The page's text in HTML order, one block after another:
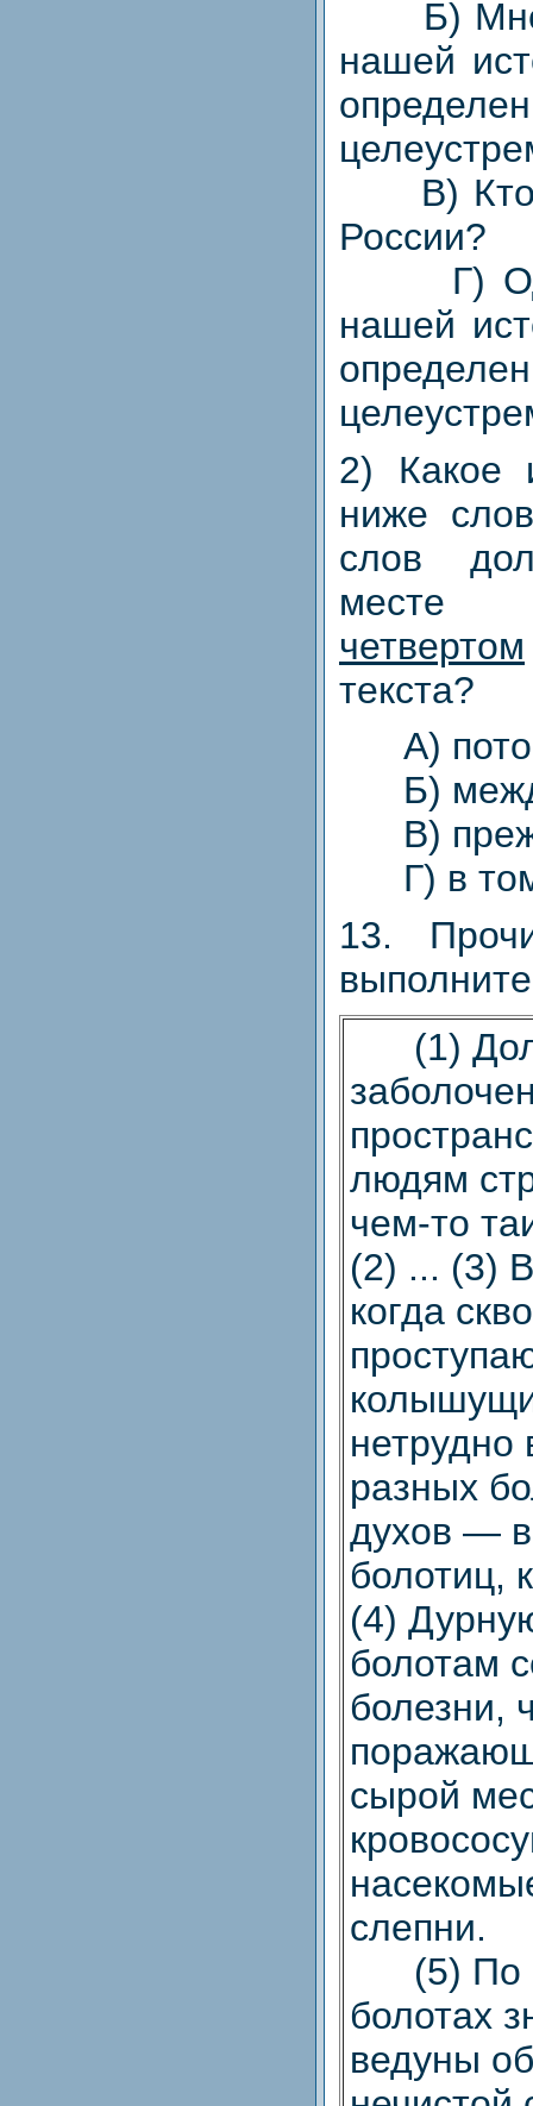
Б)
нашей
В) Кто
России?
Г)
нашей
2) Какое
ниже
слов
месте
четвертом
текста?
A)
Б)
В)
Г) в
13.
(1)
людям
чем-то
(2) ... (3)
когда
нетрудно
разных
духов —
болотиц,
(4)
болотам
болезни,
сырой
слепни.
(5) По
болотах
ведуны